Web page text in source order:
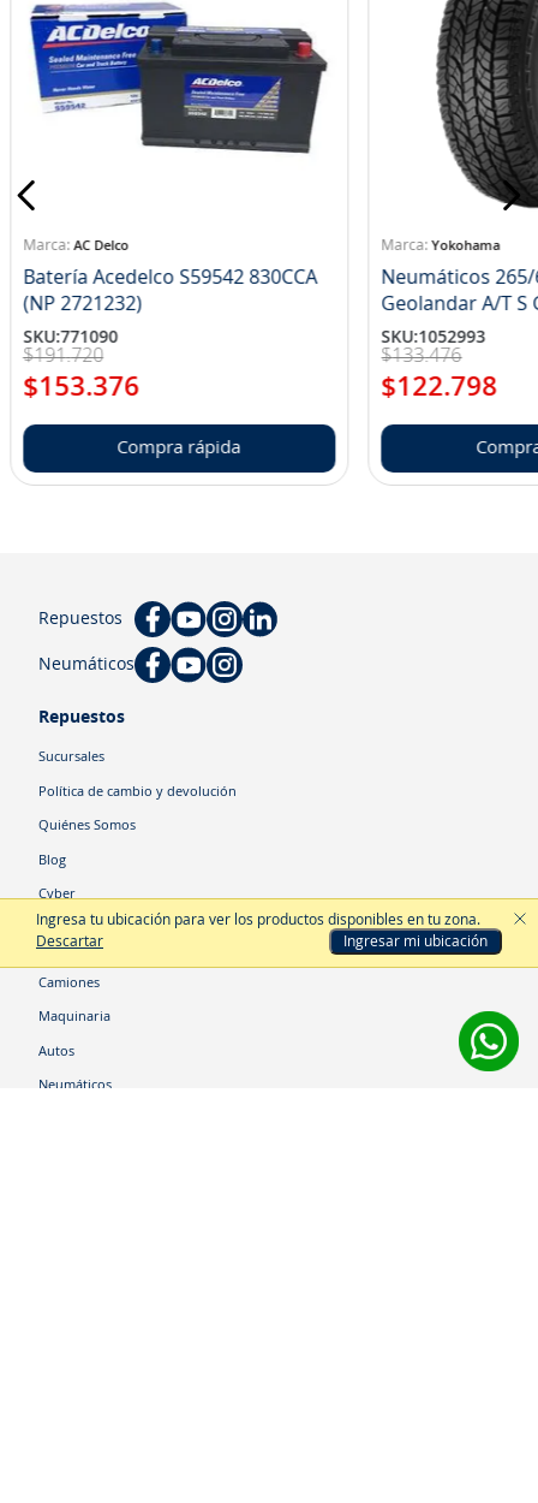
Ingresa tu ubicación para ver los productos disponibles en tu zona.
Descartar
Ingresar mi ubicación
AC Delco
Batería Acedelco S59542 830CCA
(NP 2721232)
SKU:771090
$191.720
$153.376
Compra rápida
Yokohama
Neumáticos 265/
SKU:1052993
$133.476
$122.798
Repuestos
Neumáticos
Repuestos
Sucursales
Política de cambio y devolución
Quiénes Somos
Blog
Cyber
Categorías
Camiones
Maquinaria
Autos
Neumáticos